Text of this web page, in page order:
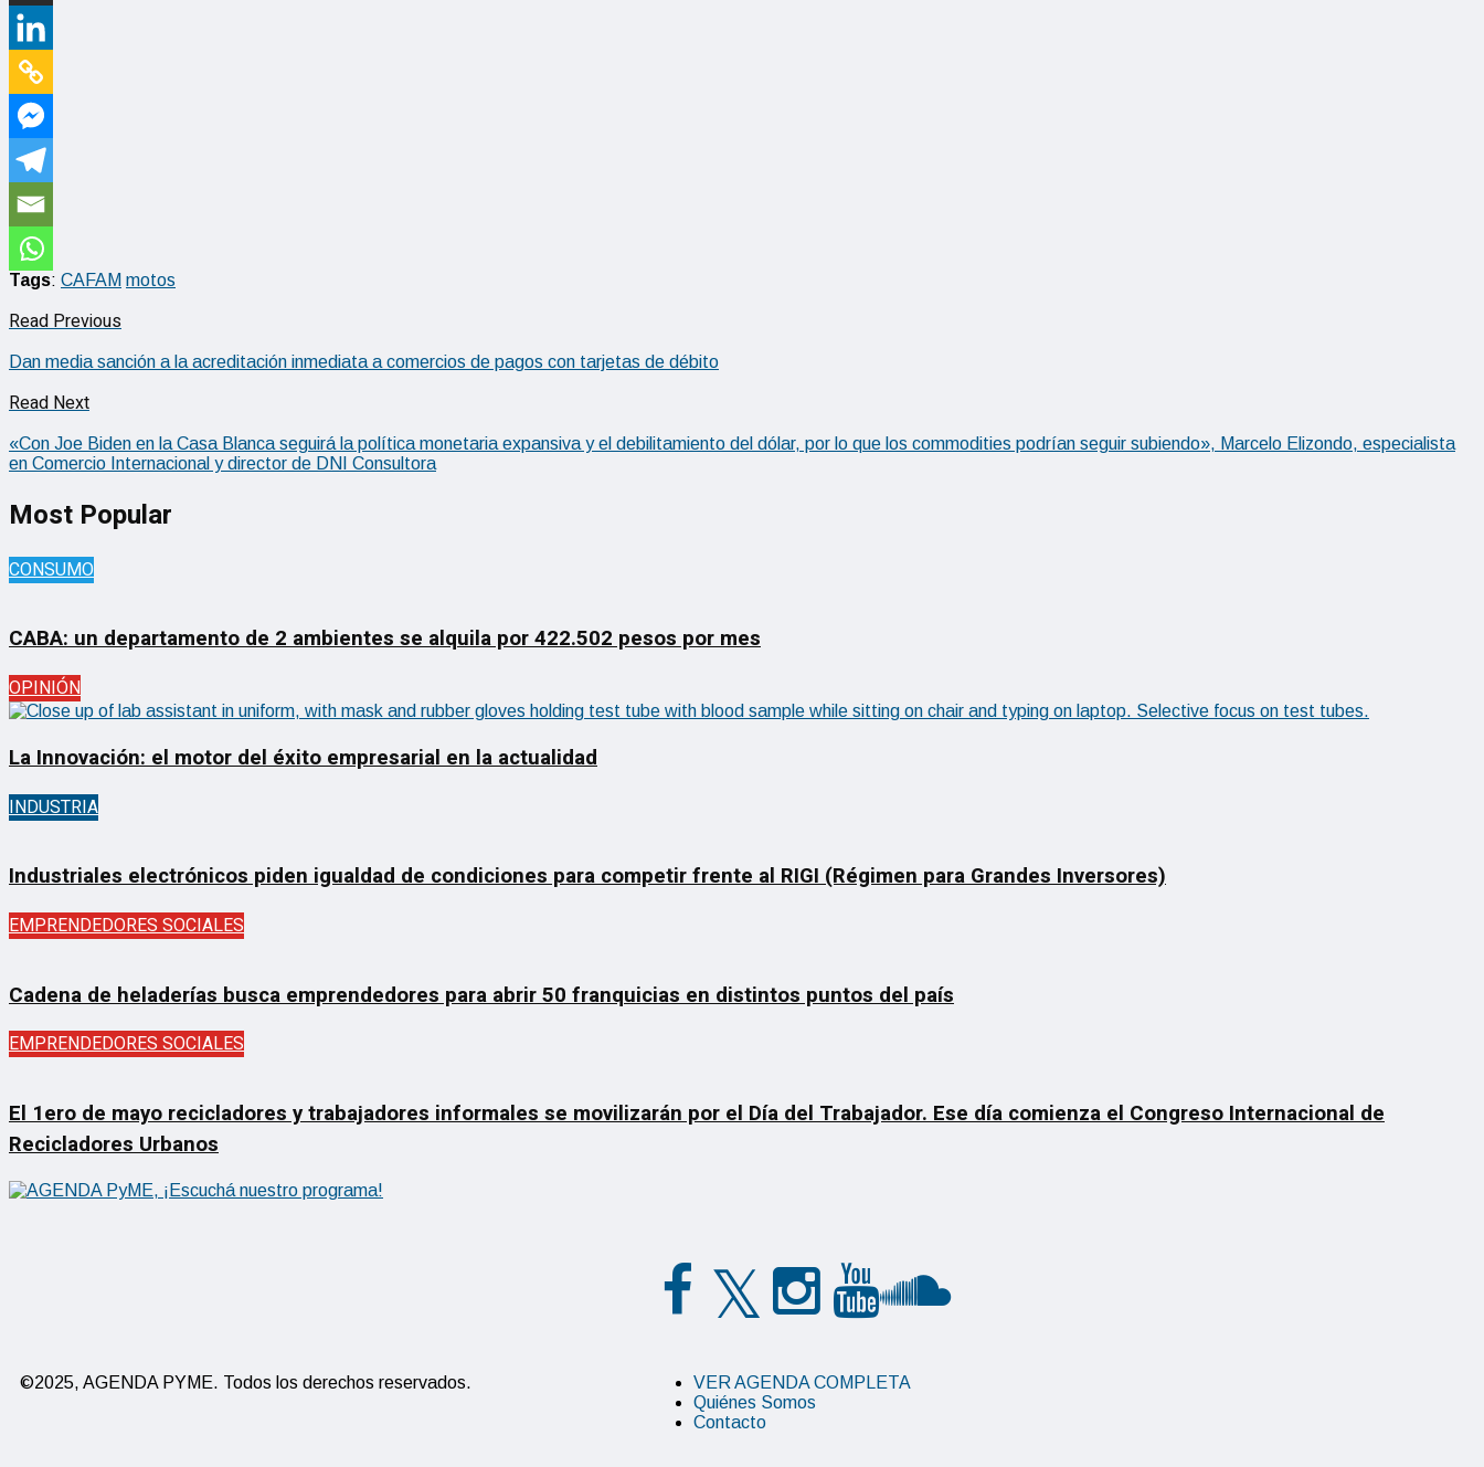
Tags: CAFAM motos
Read Previous
Dan media sanción a la acreditación inmediata a comercios de pagos con tarjetas de débito
Read Next
«Con Joe Biden en la Casa Blanca seguirá la política monetaria expansiva y el debilitamiento del dólar, por lo que los commodities podrían seguir subiendo», Marcelo Elizondo, especialista
en Comercio Internacional y director de DNI Consultora
Most Popular
CONSUMO
CABA: un departamento de 2 ambientes se alquila por 422.502 pesos por mes
OPINIÓN
La Innovación: el motor del éxito empresarial en la actualidad
INDUSTRIA
Industriales electrónicos piden igualdad de condiciones para competir frente al RIGI (Régimen para Grandes Inversores)
EMPRENDEDORES SOCIALES
Cadena de heladerías busca emprendedores para abrir 50 franquicias en distintos puntos del país
EMPRENDEDORES SOCIALES
El 1ero de mayo recicladores y trabajadores informales se movilizarán por el Día del Trabajador. Ese día comienza el Congreso Internacional de
Recicladores Urbanos
©2025, AGENDA PYME. Todos los derechos reservados.
VER AGENDA COMPLETA
Quiénes Somos
Contacto